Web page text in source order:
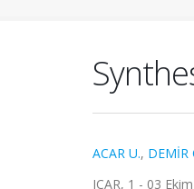
ACAR U., DEMİR
ICAR, 1 - 03